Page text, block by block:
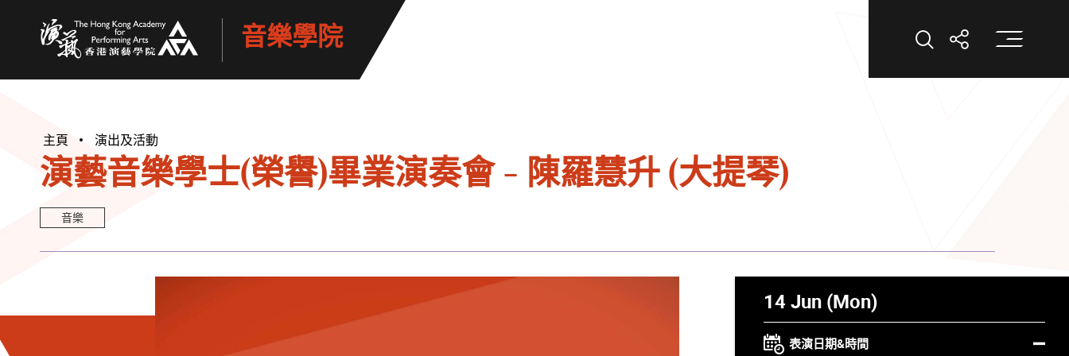
音樂學院 打開搜索打開分享打
主頁 演出及活動
演藝音樂學士(榮譽)畢業演奏會 - 陳羅慧升 (大提琴)
音樂
14 Jun (Mon)
表演日期&時間